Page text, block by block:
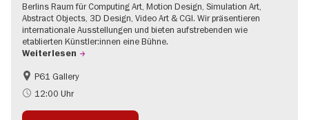
Berlins Raum für Computing Art, Motion Design, Simulation Art,
Abstract Objects, 3D Design, Video Art & CGI. Wir präsentieren
internationale Ausstellungen und bieten aufstrebenden wie
etablierten Künstler:innen eine Bühne.
Weiterlesen
International
Urban Art
P61 Gallery
12:00 Uhr